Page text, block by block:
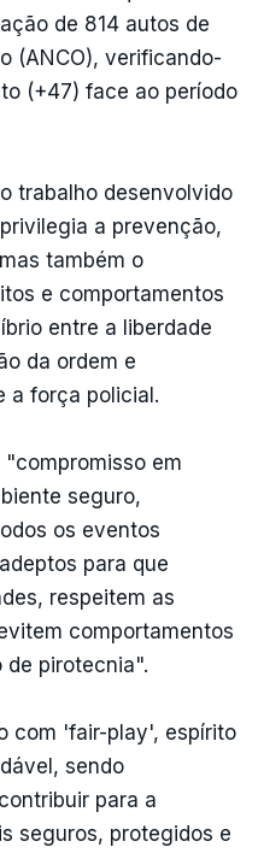
de 814 autos de
(ANCO), verificando-
(+47) face ao período
trabalho desenvolvido
a prevenção,
também o
e comportamentos
entre a liberdade
da ordem e
a força policial.
"compromisso em
seguro,
os eventos
para que
respeitem as
comportamentos
de pirotecnia".
com 'fair-play', espírito
sendo
para a
seguros, protegidos e